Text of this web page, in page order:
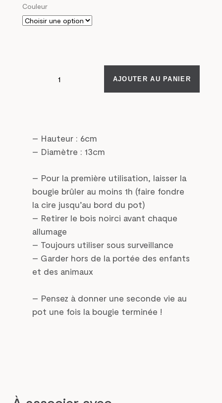
Couleur
AJOUTER AU PANIER
– Hauteur : 6cm
– Diamètre : 13cm
– Pour la première utilisation, laisser la
bougie brûler au moins 1h (faire fondre
la cire jusqu’au bord du pot)
– Retirer le bois noirci avant chaque
allumage
– Toujours utiliser sous surveillance
– Garder hors de la portée des enfants
et des animaux
– Pensez à donner une seconde vie au
pot une fois la bougie terminée !